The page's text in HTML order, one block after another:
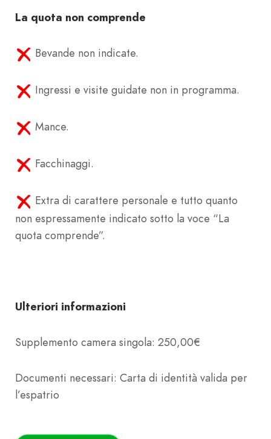
La quota non comprende
Bevande non indicate.
Ingressi e visite guidate non in programma.
Mance.
Facchinaggi.
Extra di carattere personale e tutto quanto
non espressamente indicato sotto la voce “La
quota comprende”.
Ulteriori informazioni
Supplemento camera singola: 250,00€
Documenti necessari: Carta di identità valida per
l’espatrio